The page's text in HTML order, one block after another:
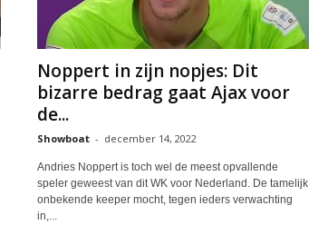
Noppert in zijn nopjes: Dit
bizarre bedrag gaat Ajax voor
de...
Showboat - december 14, 2022
Andries Noppert is toch wel de meest opvallende
speler geweest van dit WK voor Nederland. De tamelijk
onbekende keeper mocht, tegen ieders verwachting
in,...